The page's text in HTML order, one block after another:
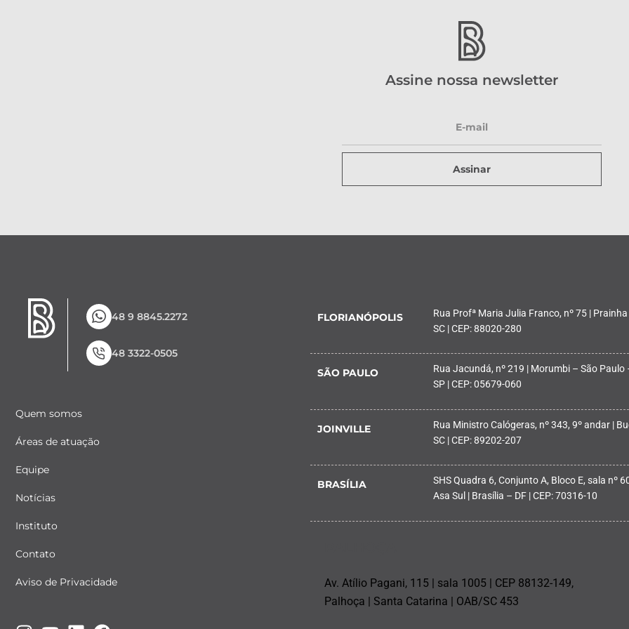
Assine nossa newsletter
Assinar
48 9 8845.2272
48 3322-0505
Quem somos
Áreas de atuação
Equipe
Notícias
Instituto
Contato
Aviso de Privacidade
FLORIANÓPOLIS
Rua Profª Maria Julia Franco, nº 75 |
SC | CEP: 88020-280
SÃO PAULO
Rua Jacundá, nº 219 | Morumbi – São Paulo
SP | CEP: 05679-060
JOINVILLE
Rua Ministro Calógeras, nº 343, 9º andar |
SC | CEP: 89202-207
BRASÍLIA
SHS Quadra 6, Conjunto A, Bloco E, sala nº
Asa Sul | Brasília – DF | CEP: 70316-10
Av. Atílio Pagani, 115 | sala 1005 | CEP 88132-149,
Palhoça | Santa Catarina | OAB/SC 453